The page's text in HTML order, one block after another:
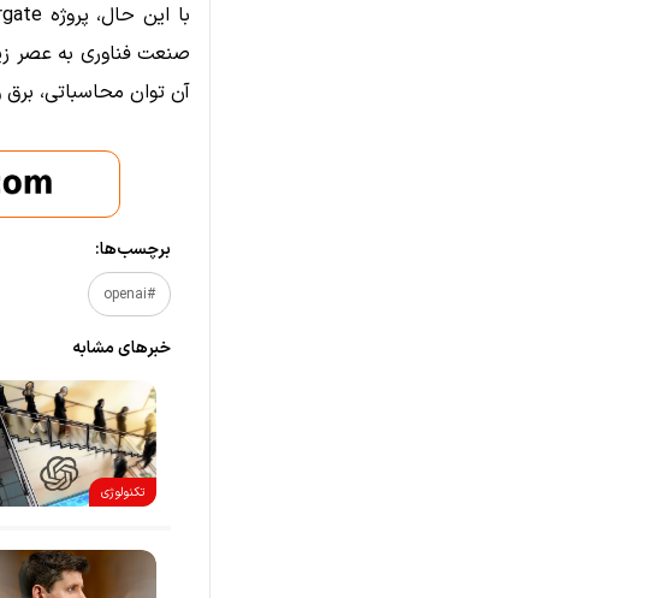
صنعت فناوری به
آن توان محاسباتی، برق
برچسب‌ها:
#openai
خبر‌های مشابه
تکنولوژی